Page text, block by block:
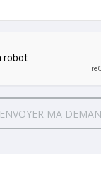
ENVOYER MA